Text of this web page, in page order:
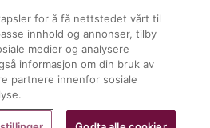
© Tusenfryd 2026
for å få nettstedet vårt til
innhold og annonser, tilby
medier og analysere
informasjon om din bruk av
partnere innenfor sosiale